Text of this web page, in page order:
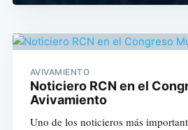
AVIVAMIENTO
Noticiero RCN en el
Avivamiento
Uno de los noticieros más